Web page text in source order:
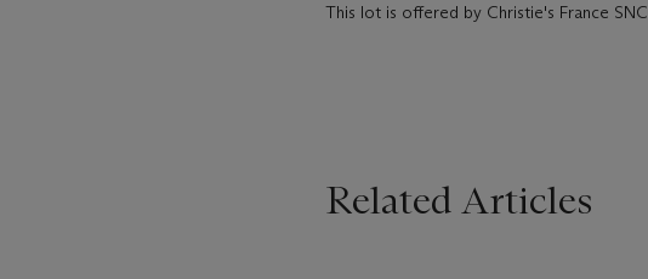
This lot is offered by Christie's France SNC
Related Articles